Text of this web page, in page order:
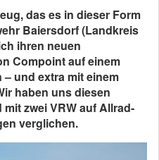
das es in dieser Form
Baiersdorf (Landkreis
ihren neuen
Compoint auf einem
und extra mit einem
haben uns diesen
zwei VRW auf Allrad-
verglichen.